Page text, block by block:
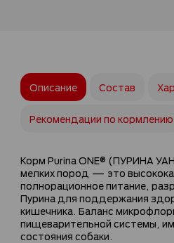
Описание
Корм Purina ONE® (ПУРИНА
мелких пород — это
полнорационное питание,
Пурина для поддержания
кишечника. Баланс
пищеварительной системы,
состояния собаки.
Состав
Рекомендации по кормлению